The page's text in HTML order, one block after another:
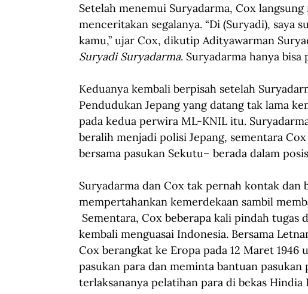
Setelah menemui Suryadarma, Cox
menceritakan segalanya. “Di (Suryadi), saya
kamu,” ujar Cox, dikutip Adityawarman
Suryadi Suryadarma. Suryadarma hanya bisa
Keduanya kembali berpisah setelah
Pendudukan Jepang yang datang tak lama
pada kedua perwira ML-KNIL itu.
beralih menjadi polisi Jepang, sementara
bersama pasukan Sekutu– berada dalam
Suryadarma dan Cox tak pernah kontak dan
mempertahankan kemerdekaan sambil
Sementara, Cox beberapa kali pindah tugas
kembali menguasai Indonesia. Bersama
Cox berangkat ke Eropa pada 12 Maret
pasukan para dan meminta bantuan
terlaksananya pelatihan para di bekas Hindia